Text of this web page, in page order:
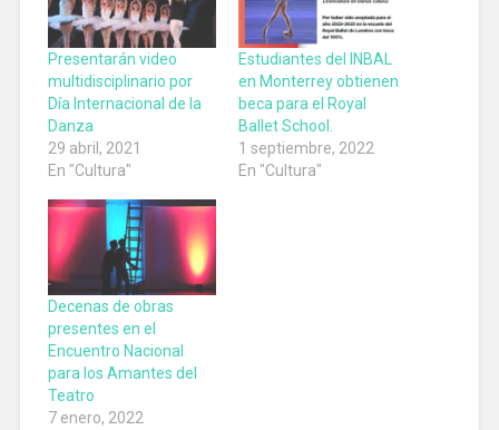
Presentarán video
multidisciplinario por
Día Internacional de la
Danza
29 abril, 2021
En "Cultura"
Estudiantes del INBAL
en Monterrey obtienen
beca para el Royal
Ballet School.
1 septiembre, 2022
En "Cultura"
Decenas de obras
presentes en el
Encuentro Nacional
para los Amantes del
Teatro
7 enero, 2022